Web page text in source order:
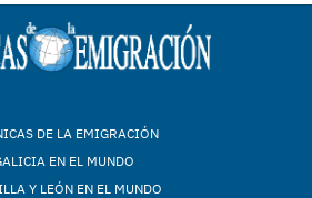
DE LA EMIGRACIÓN
EN EL MUNDO
Y LEÓN EN EL MUNDO